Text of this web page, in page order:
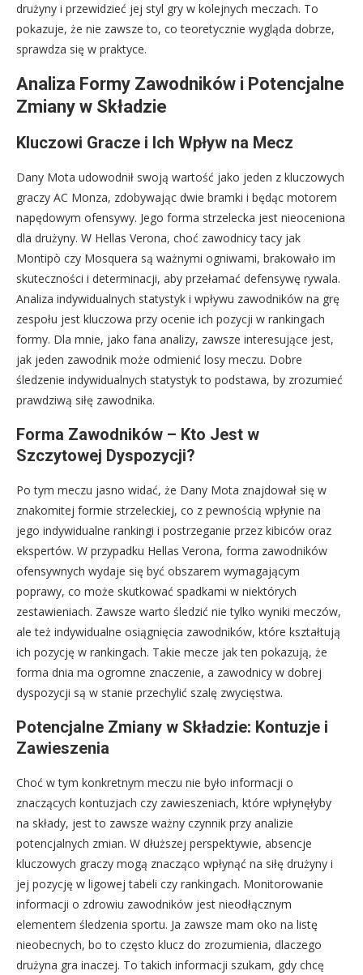
drużyny i przewidzieć jej styl gry w kolejnych meczach. To
pokazuje, że nie zawsze to, co teoretycznie wygląda dobrze,
sprawdza się w praktyce.
Analiza Formy Zawodników i Potencjalne
Zmiany w Składzie
Kluczowi Gracze i Ich Wpływ na Mecz
Dany Mota udowodnił swoją wartość jako jeden z kluczowych
graczy AC Monza, zdobywając dwie bramki i będąc motorem
napędowym ofensywy. Jego forma strzelecka jest nieoceniona
dla drużyny. W Hellas Verona, choć zawodnicy tacy jak
Montipò czy Mosquera są ważnymi ogniwami, brakowało im
skuteczności i determinacji, aby przełamać defensywę rywala.
Analiza indywidualnych statystyk i wpływu zawodników na grę
zespołu jest kluczowa przy ocenie ich pozycji w rankingach
formy. Dla mnie, jako fana analizy, zawsze interesujące jest,
jak jeden zawodnik może odmienić losy meczu. Dobre
śledzenie indywidualnych statystyk to podstawa, by zrozumieć
prawdziwą siłę zawodnika.
Forma Zawodników – Kto Jest w
Szczytowej Dyspozycji?
Po tym meczu jasno widać, że Dany Mota znajdował się w
znakomitej formie strzeleckiej, co z pewnością wpłynie na
jego indywidualne rankingi i postrzeganie przez kibiców oraz
ekspertów. W przypadku Hellas Verona, forma zawodników
ofensywnych wydaje się być obszarem wymagającym
poprawy, co może skutkować spadkami w niektórych
zestawieniach. Zawsze warto śledzić nie tylko wyniki meczów,
ale też indywidualne osiągnięcia zawodników, które kształtują
ich pozycję w rankingach. Takie mecze jak ten pokazują, że
forma dnia ma ogromne znaczenie, a zawodnicy w dobrej
dyspozycji są w stanie przechylić szalę zwycięstwa.
Potencjalne Zmiany w Składzie: Kontuzje i
Zawieszenia
Choć w tym konkretnym meczu nie było informacji o
znaczących kontuzjach czy zawieszeniach, które wpłynęłyby
na składy, jest to zawsze ważny czynnik przy analizie
potencjalnych zmian. W dłuższej perspektywie, absencje
kluczowych graczy mogą znacząco wpłynąć na siłę drużyny i
jej pozycję w ligowej tabeli czy rankingach. Monitorowanie
informacji o zdrowiu zawodników jest nieodłącznym
elementem śledzenia sportu. Ja zawsze mam oko na listę
nieobecnych, bo to często klucz do zrozumienia, dlaczego
drużyna gra inaczej. To takich informacji szukam, gdy chcę